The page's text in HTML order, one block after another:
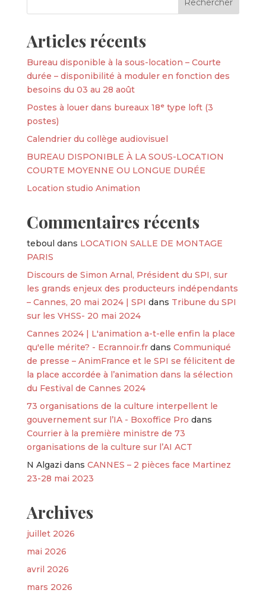
Articles récents
Bureau disponible à la sous-location – Courte
durée – disponibilité à moduler en fonction des
besoins du 03 au 28 août
Postes à louer dans bureaux 18ᵉ type loft (3
postes)
Calendrier du collège audiovisuel
BUREAU DISPONIBLE À LA SOUS-LOCATION
COURTE MOYENNE OU LONGUE DURÉE
Location studio Animation
Commentaires récents
teboul dans LOCATION SALLE DE MONTAGE
PARIS
Discours de Simon Arnal, Président du SPI, sur
les grands enjeux des producteurs indépendants
– Cannes, 20 mai 2024 | SPI dans Tribune du SPI
sur les VHSS- 20 mai 2024
Cannes 2024 | L'animation a-t-elle enfin la place
qu'elle mérite? - Ecrannoir.frdans Communiqué
de presse – AnimFrance et le SPI se félicitent de
la place accordée à l’animation dans la sélection
du Festival de Cannes 2024
73 organisations de la culture interpellent le
gouvernement sur l’IA - Boxoffice Pro dans
Courrier à la première ministre de 73
organisations de la culture sur l’AI ACT
N Algazi dans CANNES – 2 pièces face Martinez
23-28 mai 2023
Archives
juillet 2026
mai 2026
avril 2026
mars 2026